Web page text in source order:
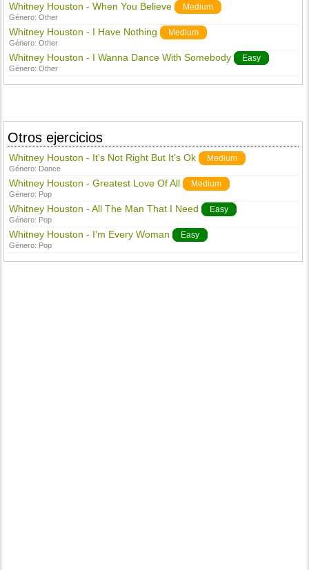
Whitney Houston - When You Believe Medium
Género:Other
Whitney Houston - I Have Nothing Medium
Género:Other
Whitney Houston - I Wanna Dance With Somebody Easy
Género:Other
Otros ejercicios
Whitney Houston - It's Not Right But It's Ok Medium
Género: Dance
Whitney Houston - Greatest Love Of All Medium
Género: Pop
Whitney Houston - All The Man That I Need Easy
Género: Pop
Whitney Houston - I'm Every Woman Easy
Género: Pop